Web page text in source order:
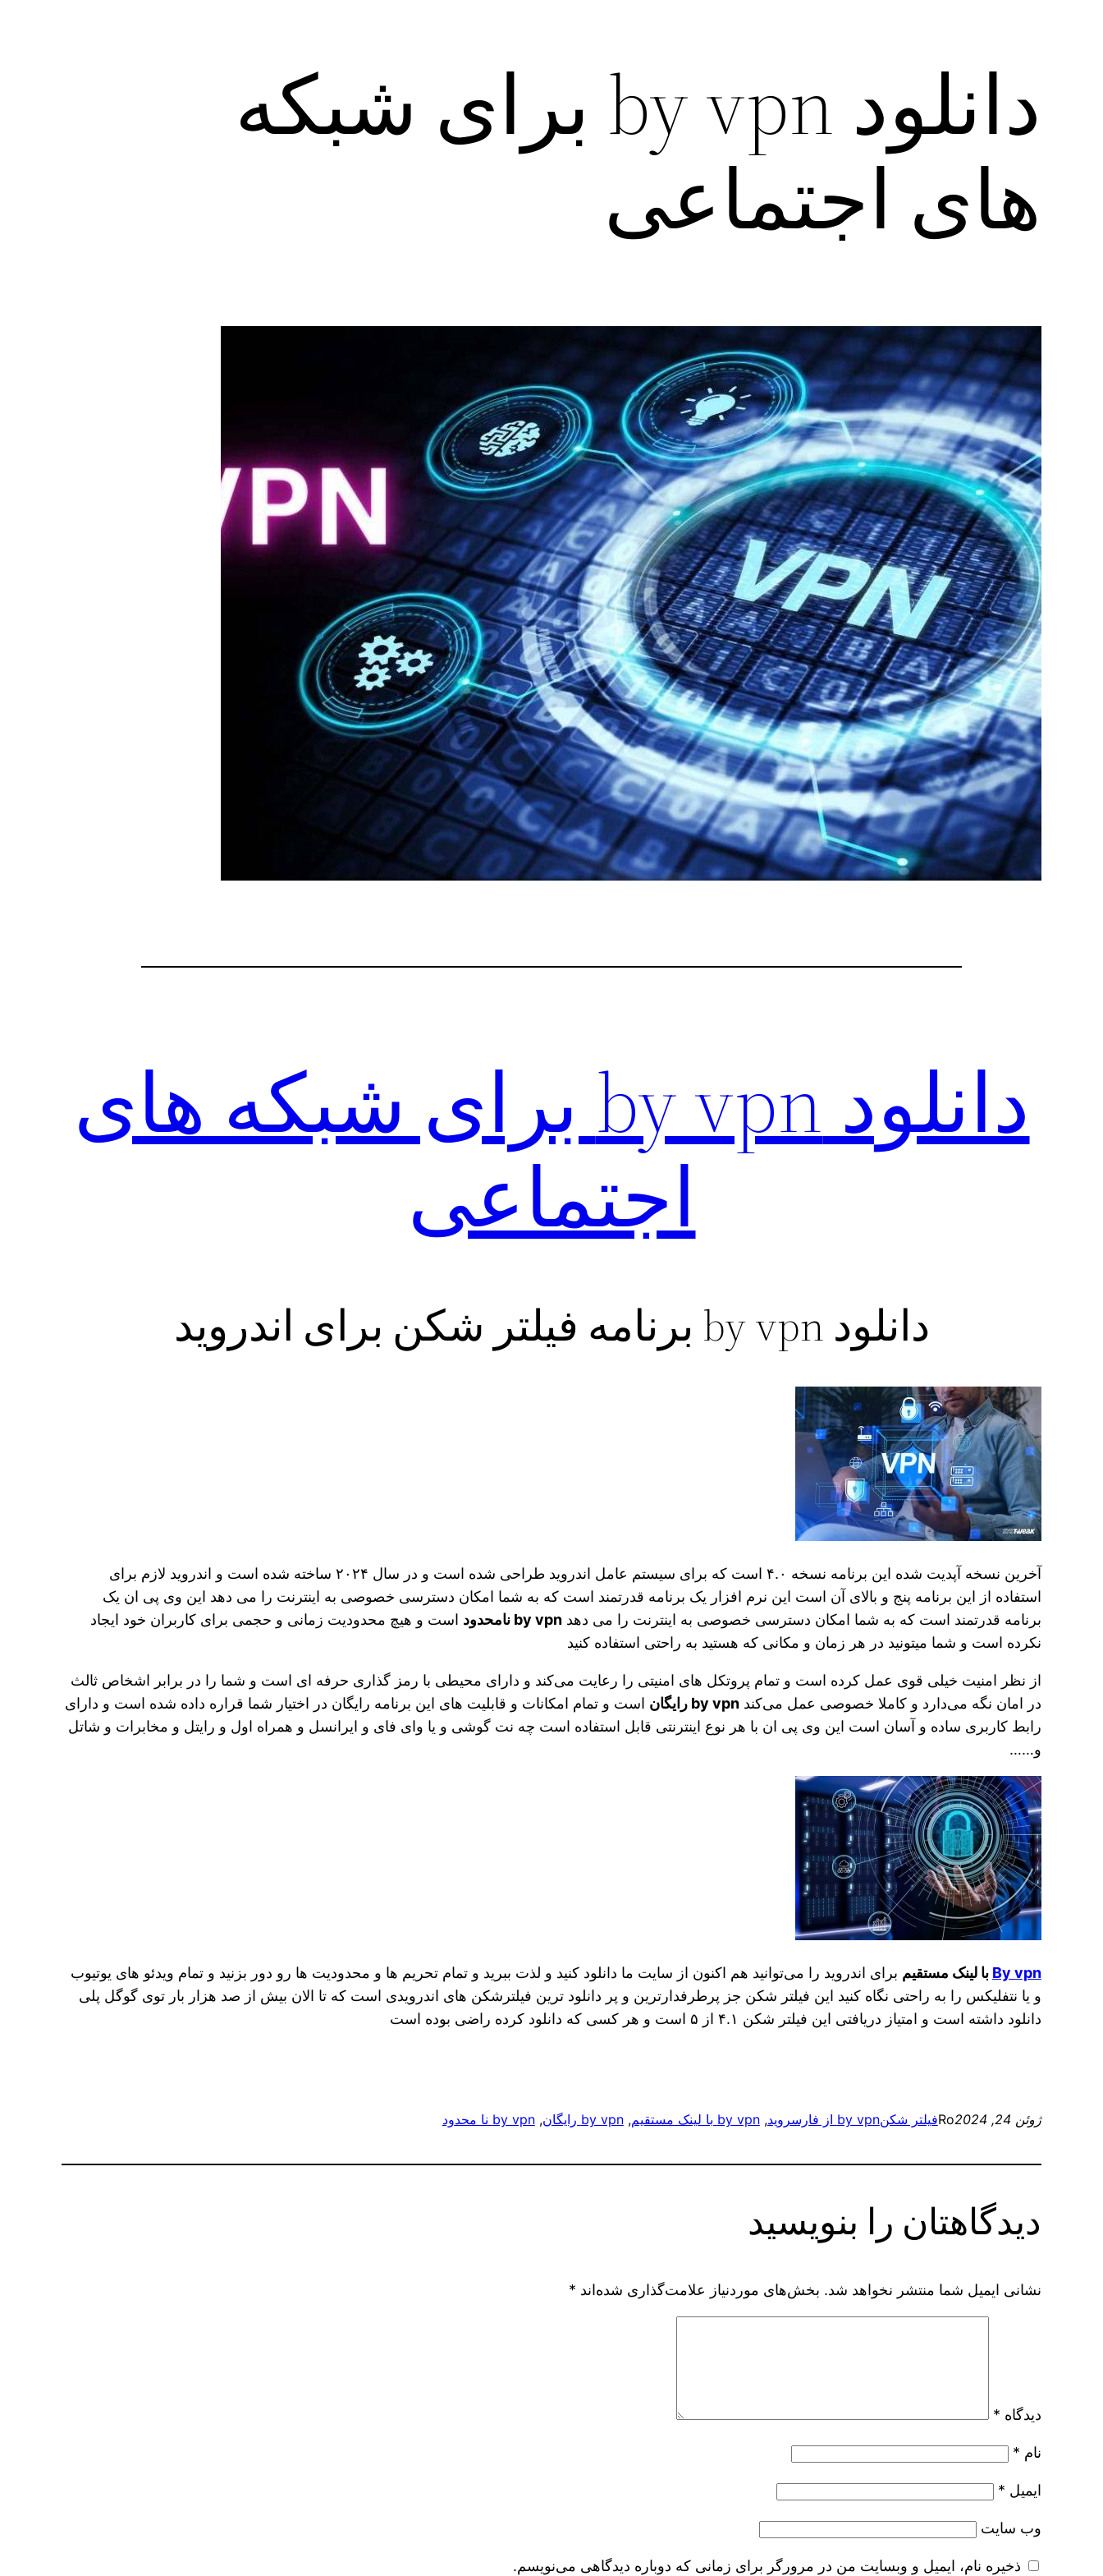
دانلود by vpn برای شبکه
های اجتماعی
دانلود by vpn برای شبکه های
اجتماعی
دانلود by vpn برنامه فیلتر شکن برای اندروید
آخرین نسخه آپدیت شده این برنامه نسخه ۴.۰ است که برای سیستم عامل اندروید طراحی شده است و در سال ۲۰۲۴ ساخته شده است و اندروید لازم برای
استفاده از این برنامه پنج و بالای آن است این نرم افزار یک برنامه قدرتمند است که به شما امکان دسترسی خصوصی به اینترنت را می دهد این وی پی ان یک
برنامه قدرتمند است که به شما امکان دسترسی خصوصی به اینترنت را می دهدby vpn نامحدود
است و هیچ محدودیت زمانی و حجمی برای کاربران خود ایجاد
نکرده است و شما میتونید در هر زمان و مکانی که هستید به راحتی استفاده کنید
از نظر امنیت خیلی قوی عمل کرده است و تمام پروتکل های امنیتی را رعایت می‌کند و دارای محیطی با رمز گذاری حرفه ای است و شما را در برابر اشخاص ثالث
در امان نگه می‌دارد و کاملا خصوصی عمل می‌کندby vpn رایگان
است و تمام امکانات و قابلیت های این برنامه رایگان در اختیار شما قراره داده شده است و دارای
رابط کاربری ساده و آسان است این وی پی ان با هر نوع اینترنتی قابل استفاده است چه نت گوشی و یا وای فای و ایرانسل و همراه اول و رایتل و مخابرات و شاتل
و……
By vpn با لینک مستقیم برای اندروید را می‌توانید هم اکنون از سایت ما دانلود کنید و لذت ببرید و تمام تحریم ها و محدودیت ها رو دور بزنید و تمام ویدئو های یوتیوب
و یا نتفلیکس را به راحتی نگاه کنید این فیلتر شکن جز پرطرفدارترین و پر دانلود ترین فیلترشکن های اندرویدی است که تا الان بیش از صد هزار بار توی گوگل پلی
دانلود داشته است و امتیاز دریافتی این فیلتر شکن ۴.۱ از ۵ است و هر کسی که دانلود کرده راضی بوده است
ژوئن 24, 2024 Roفیلتر شکنby vpn از فارسروید , by vpn با لینک مستقیم , by vpn رایگان , by vpn نا محدود
دیدگاهتان را بنویسید
نشانی ایمیل شما منتشر نخواهد شد. بخش‌های موردنیاز علامت‌گذاری شده‌اند *
دیدگاه *
نام *
ایمیل *
وب‌ سایت
ذخیره نام، ایمیل و وبسایت من در مرورگر برای زمانی که دوباره دیدگاهی می‌نویسم.